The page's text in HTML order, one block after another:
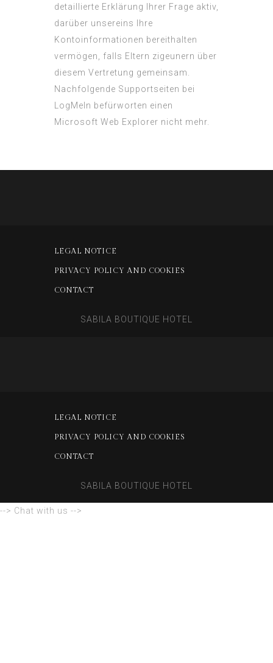
detaillierte Erklärung Ihrer Frage aktiv,
darüber unsereins Ihre
Kontoinformationen bereithalten
vermögen, falls Eltern zigeunern über
diesem Vertretung gemeinsam.
Nachfolgende Supportseiten bei
LogMeIn befürworten einen
Microsoft Web Explorer nicht mehr.
LEGAL NOTICE
PRIVACY POLICY AND COOKIES
CONTACT
SABILA BOUTIQUE HOTEL
LEGAL NOTICE
PRIVACY POLICY AND COOKIES
CONTACT
SABILA BOUTIQUE HOTEL
--> Chat with us -->